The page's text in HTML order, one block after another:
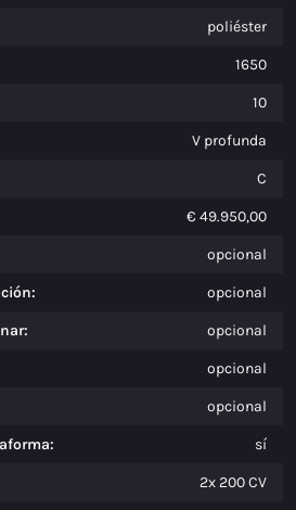
poliéster
1650
10
V profunda
C
€ 49.950,00
opcional
opcional
opcional
opcional
opcional
sí
2x 200 CV